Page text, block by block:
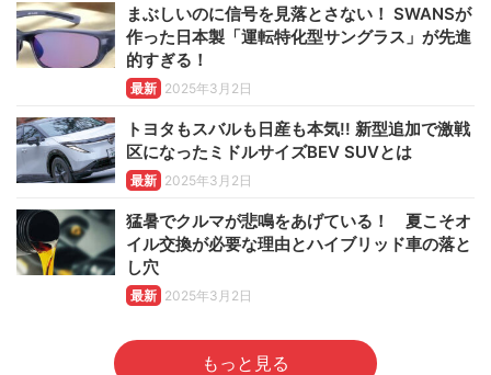
まぶしいのに信号を見落とさない！ SWANSが
作った日本製「運転特化型サングラス」が先進
的すぎる！
最新 2025年3月2日
トヨタもスバルも日産も本気!! 新型追加で激戦
区になったミドルサイズBEV SUVとは
最新 2025年3月2日
猛暑でクルマが悲鳴をあげている！ 夏こそオ
イル交換が必要な理由とハイブリッド車の落と
し穴
最新 2025年3月2日
もっと見る